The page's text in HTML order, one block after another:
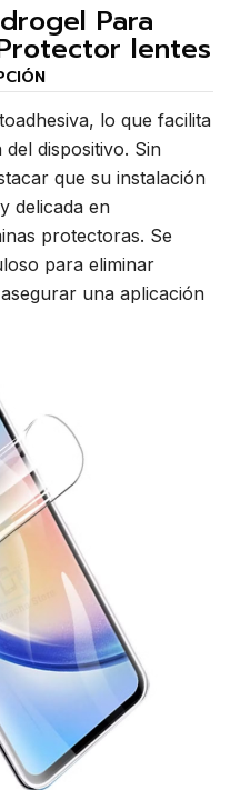
Para
lentes
lo que facilita
dispositivo. Sin
que su instalación
delicada en
protectoras. Se
para eliminar
una aplicación